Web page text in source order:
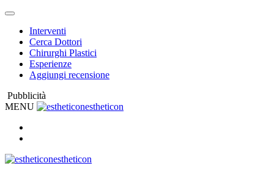
Interventi
Cerca Dottori
Chirurghi Plastici
Esperienze
Aggiungi recensione
Pubblicità
MENU
estheticon
estheticon